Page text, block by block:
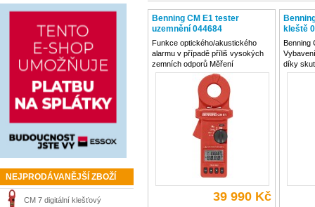
NEJPRODÁVANĚJŠÍ ZBOŽÍ
CM 7 digitální klešťový
Benning CM E1 tester
uzemnění 044684
Funkce optického/akustického
alarmu v případě příliš vysokých
zemních odporů Měření
vybíjecích, svodových a
zatěžovacích proudů metodou
měření TRUE RMS Popis Zemnicí
svorka pro měření odporu zemní
smyčky a svodového proudu.
39 990 Kč
kleště
Benning
díky
měření